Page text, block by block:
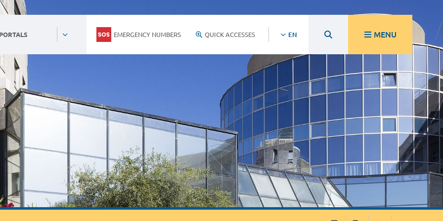
EMERGENCY NUMBERS QUICK ACCESSES EN MENU